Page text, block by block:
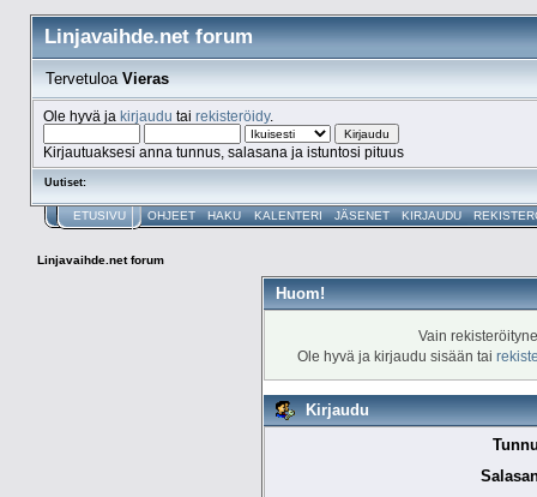
Linjavaihde.net forum
TervetuloaVieras
Ole hyvä ja kirjaudu tai rekisteröidy.
Kirjautuaksesi anna tunnus, salasana ja istuntosi pituus
Uutiset:
ETUSIVU OHJEET HAKU KALENTERI JÄSENET KIRJAUDU
Linjavaihde.net forum
Huom!
Vain
Ole hyvä ja kirjaudu sisään tai
Kirjaudu